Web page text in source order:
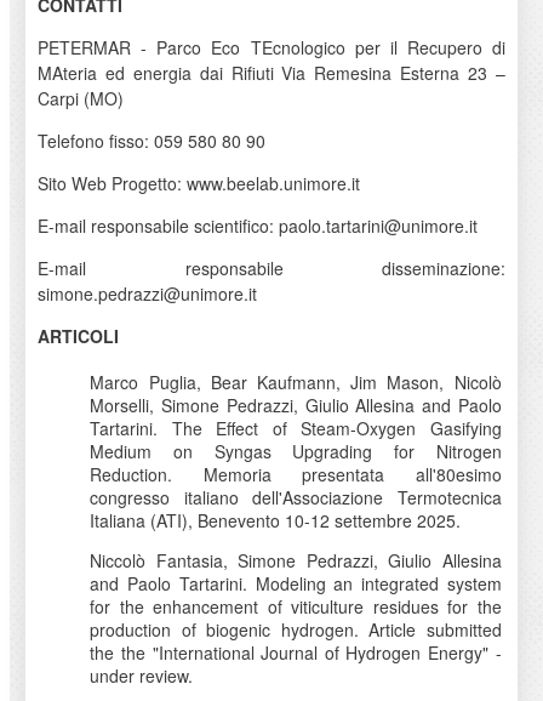
CONTATTI
PETERMAR - Parco Eco TEcnologico per il Recupero di
MAteria ed energia dai Rifiuti Via Remesina Esterna 23 –
Carpi (MO)
Telefono fisso: 059 580 80 90
Sito Web Progetto: www.beelab.unimore.it
E-mail responsabile scientifico: paolo.tartarini@unimore.it
E-mail responsabile disseminazione:
simone.pedrazzi@unimore.it
ARTICOLI
Marco Puglia, Bear Kaufmann, Jim Mason, Nicolò
Morselli, Simone Pedrazzi, Giulio Allesina and Paolo
Tartarini. The Effect of Steam-Oxygen Gasifying
Medium on Syngas Upgrading for Nitrogen
Reduction. Memoria presentata all'80esimo
congresso italiano dell'Associazione Termotecnica
Italiana (ATI), Benevento 10-12 settembre 2025.
Niccolò Fantasia, Simone Pedrazzi, Giulio Allesina
and Paolo Tartarini. Modeling an integrated system
for the enhancement of viticulture residues for the
production of biogenic hydrogen. Article submitted
the the "International Journal of Hydrogen Energy" -
under review.